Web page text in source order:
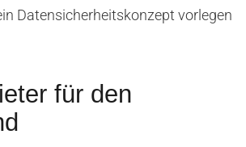
Datensicherheitskonzept vorlegen
für den